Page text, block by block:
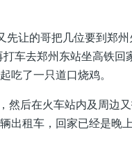
让的哥把几位要到郑州
车去郑州东站坐高铁回
吃了一只道口烧鸡。
后在火车站内及周边又
出租车，回家已经是晚